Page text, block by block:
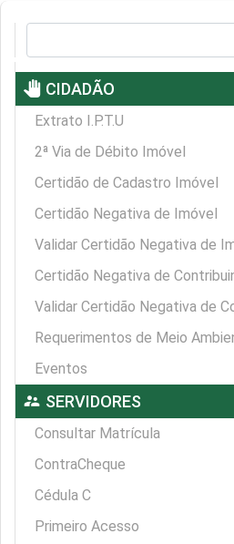
pan_tool CIDADÃO
Extrato I.P.T.U
2ª Via de Débito Imóvel
Certidão de Cadastro Imóvel
Certidão Negativa de Imóvel
Validar Certidão Negativa de
Certidão Negativa de
Validar Certidão Negativa de
Requerimentos de Meio
Eventos
supervisor_account SERVIDORES
Consultar Matrícula
ContraCheque
Cédula C
Primeiro Acesso